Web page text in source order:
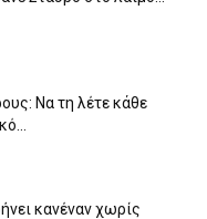
Να τη λέτε κάθε
κανέναν χωρίς